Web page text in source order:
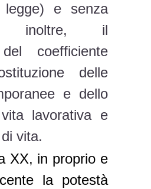
e senza
inoltre, il
coefficiente
delle
e dello
lavorativa e
vita.
XX, in proprio e
la potestà